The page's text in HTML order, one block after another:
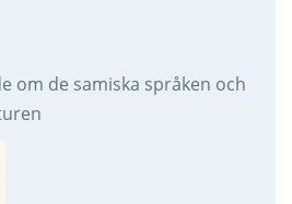
om de samiska språken och